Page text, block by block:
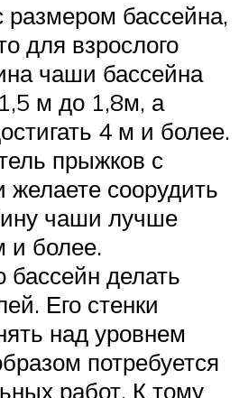
размером бассейна,
для взрослого
чаши бассейна
м до 1,8м, а
4 м и более.
прыжков с
соорудить
чаши лучше
и более.
бассейн делать
Его стенки
над уровнем
потребуется
работ. К тому